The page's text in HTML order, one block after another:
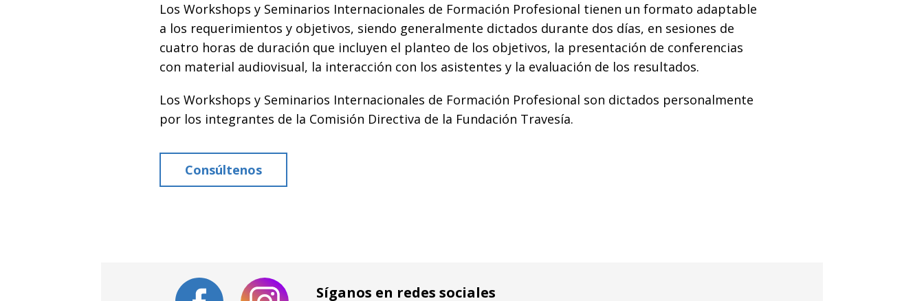
Los Workshops y Seminarios Internacionales de Formación Profesional tienen un formato adaptable
a los requerimientos y objetivos, siendo generalmente dictados durante dos días, en sesiones de
cuatro horas de duración que incluyen el planteo de los objetivos, la presentación de conferencias
con material audiovisual, la interacción con los asistentes y la evaluación de los resultados.
Los Workshops y Seminarios Internacionales de Formación Profesional son dictados personalmente
por los integrantes de la Comisión Directiva de la Fundación Travesía.
Consúltenos
Síganos en redes sociales